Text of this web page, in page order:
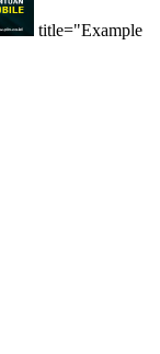
title="Example